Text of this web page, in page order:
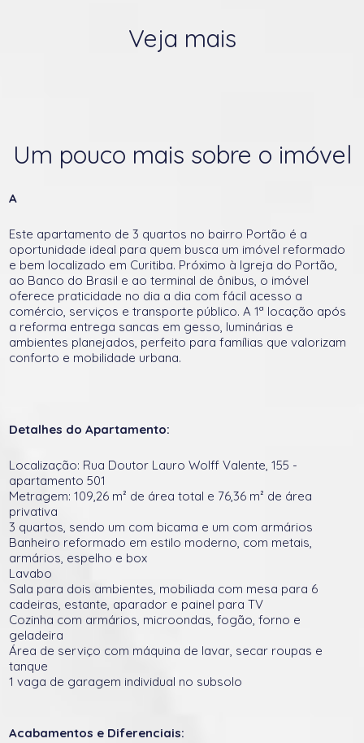
Veja mais
Um pouco mais sobre o imóvel
A
Este apartamento de 3 quartos no bairro Portão é a
oportunidade ideal para quem busca um imóvel reformado
e bem localizado em Curitiba. Próximo à Igreja do Portão,
ao Banco do Brasil e ao terminal de ônibus, o imóvel
oferece praticidade no dia a dia com fácil acesso a
comércio, serviços e transporte público. A 1ª locação após
a reforma entrega sancas em gesso, luminárias e
ambientes planejados, perfeito para famílias que valorizam
conforto e mobilidade urbana.
Detalhes do Apartamento:
Localização: Rua Doutor Lauro Wolff Valente, 155 -
apartamento 501
Metragem: 109,26 m² de área total e 76,36 m² de área
privativa
3 quartos, sendo um com bicama e um com armários
Banheiro reformado em estilo moderno, com metais,
armários, espelho e box
Lavabo
Sala para dois ambientes, mobiliada com mesa para 6
cadeiras, estante, aparador e painel para TV
Cozinha com armários, microondas, fogão, forno e
geladeira
Área de serviço com máquina de lavar, secar roupas e
tanque
1 vaga de garagem individual no subsolo
Acabamentos e Diferenciais: